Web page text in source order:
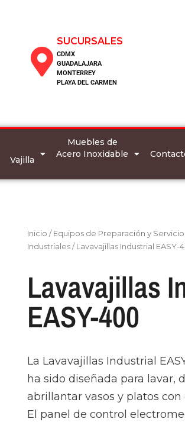
SUCURSALES
CDMX
GUADALAJARA
MONTERREY
PLAYA DEL CARMEN
Vajilla
Muebles de
Acero Inoxidable
Inicio /Equipos de Preparación y
Industriales/ Lavavajillas Industrial EASY-
Lavavajillas
EASY-400
La Lavavajillas Industrial
ha sido diseñada para lavar,
abrillantar vasos y platos con
El panel de control